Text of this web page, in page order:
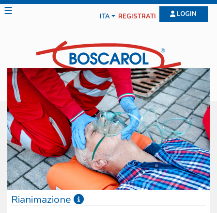
☰ ITA REGISTRATI LOGIN
Rianimazione